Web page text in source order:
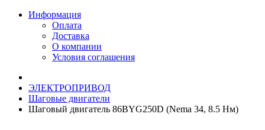
Информация
Оплата
Доставка
О компании
Условия соглашения
ЭЛЕКТРОПРИВОД
Шаговые двигатели
Шаговый двигатель 86BYG250D (Nema 34, 8.5 Нм)